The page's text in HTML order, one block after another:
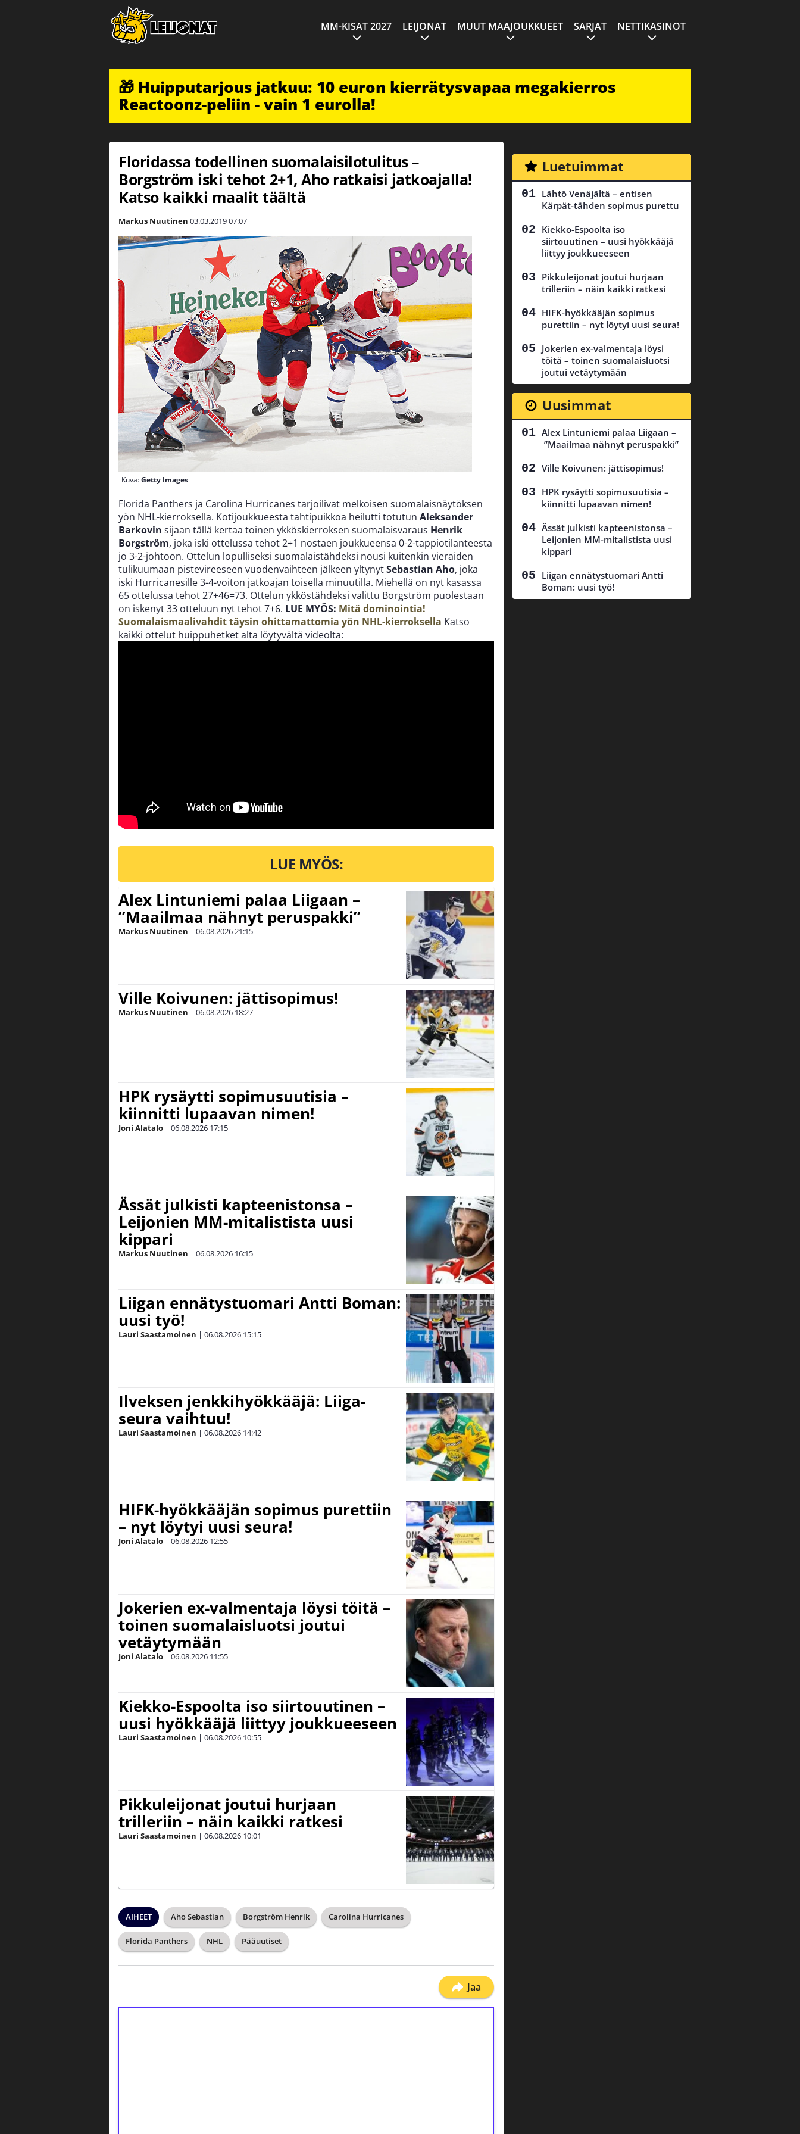
MM-KISAT 2027 LEIJONAT MUUT MAAJOUKKUEET SARJAT NETTIKASINOT
🎁 Huipputarjous jatkuu: 10 euron kierrätysvapaa megakierros
Reactoonz-peliin - vain 1 eurolla!
Floridassa todellinen suomalaisilotulitus –
Borgström iski tehot 2+1, Aho ratkaisi jatkoajalla!
Katso kaikki maalit täältä
Markus Nuutinen 03.03.201907:07
Kuva:Getty Images
Florida Panthers ja Carolina Hurricanes tarjoilivat melkoisen suomalaisnäytöksen
yön NHL-kierroksella. Kotijoukkueesta tahtipuikkoa heilutti totutun Aleksander
Barkovin sijaan tällä kertaa toinen ykköskierroksen suomalaisvaraus Henrik
Borgström, joka iski ottelussa tehot 2+1 nostaen joukkueensa 0-2-tappiotilanteesta
jo 3-2-johtoon. Ottelun lopulliseksi suomalaistähdeksi nousi kuitenkin vieraiden
tulikuumaan pistevireeseen vuodenvaihteen jälkeen yltynytSebastian Aho, joka
iski Hurricanesille 3-4-voiton jatkoajan toisella minuutilla. Miehellä on nyt kasassa
65 ottelussa tehot 27+46=73. Ottelun ykköstähdeksi valittu Borgström puolestaan
on iskenyt 33 otteluun nyt tehot 7+6. LUE MYÖS: Mitä dominointia!
Suomalaismaalivahdit täysin ohittamattomia yön NHL-kierroksella Katso
kaikki ottelut huippuhetket alta löytyvältä videolta:
LUE MYÖS:
Alex Lintuniemi palaa Liigaan –
”Maailmaa nähnyt peruspakki”
Markus Nuutinen | 06.08.202621:15
Ville Koivunen: jättisopimus!
Markus Nuutinen | 06.08.2026 18:27
HPK rysäytti sopimusuutisia –
kiinnitti lupaavan nimen!
Joni Alatalo | 06.08.2026 17:15
Ässät julkisti kapteenistonsa –
Leijonien MM-mitalistista uusi
kippari
Markus Nuutinen | 06.08.2026 16:15
Liigan ennätystuomari Antti Boman:
uusi työ!
Lauri Saastamoinen | 06.08.2026 15:15
Ilveksen jenkkihyökkääjä: Liiga-
seura vaihtuu!
Lauri Saastamoinen | 06.08.2026 14:42
HIFK-hyökkääjän sopimus purettiin
– nyt löytyi uusi seura!
Joni Alatalo | 06.08.2026 12:55
Jokerien ex-valmentaja löysi töitä –
toinen suomalaisluotsi joutui
vetäytymään
Joni Alatalo | 06.08.2026 11:55
Kiekko-Espoolta iso siirtouutinen –
uusi hyökkääjä liittyy joukkueeseen
Lauri Saastamoinen | 06.08.2026 10:55
Pikkuleijonat joutui hurjaan
trilleriin – näin kaikki ratkesi
Lauri Saastamoinen | 06.08.2026 10:01
AIHEET Aho Sebastian Borgström Henrik Carolina Hurricanes
Florida Panthers NHL Pääuutiset
Jaa
Luetuimmat
Lähtö Venäjältä – entisen
Kärpät-tähden sopimus purettu
Kiekko-Espoolta iso
siirtouutinen – uusi hyökkääjä
liittyy joukkueeseen
Pikkuleijonat joutui hurjaan
trilleriin – näin kaikki ratkesi
HIFK-hyökkääjän sopimus
purettiin – nyt löytyi uusi seura!
Jokerien ex-valmentaja löysi
töitä – toinen suomalaisluotsi
joutui vetäytymään
Uusimmat
Alex Lintuniemi palaa Liigaan –
”Maailmaa nähnyt peruspakki”
Ville Koivunen: jättisopimus!
HPK rysäytti sopimusuutisia –
kiinnitti lupaavan nimen!
Ässät julkisti kapteenistonsa –
Leijonien MM-mitalistista uusi
kippari
Liigan ennätystuomari Antti
Boman: uusi työ!